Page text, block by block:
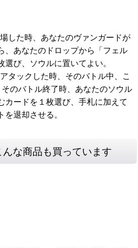
した時、あなたのヴァンガードが
、あなたのドロップから「フェル
び、ソウルに置いてよい。
タックした時、そのバトル中、こ
のバトル終了時、あなたのソウル
カードを１枚選び、手札に加えて
退却させる。
な商品も買っています